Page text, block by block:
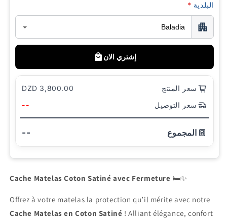
البلدية *
إشتري الان
سعر المنتج
3,800.00 DZD
سعر التوصيل
--
المجموع --
Cache Matelas Coton Satiné avec Fermeture 🛏✨
Offrez à votre matelas la protection qu’il mérite avec notre
Cache Matelas en Coton Satiné ! Alliant élégance, confort